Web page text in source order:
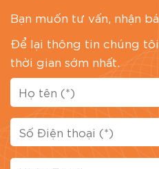
Bạn muốn tư vấn, nhận
Để lại thông tin chúng
thời gian sớm nhất.